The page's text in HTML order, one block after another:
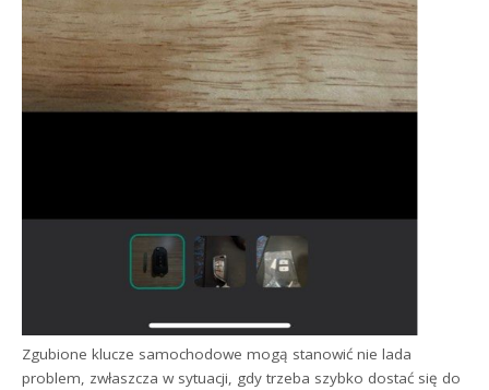
Zgubione klucze samochodowe mogą stanowić nie lada
problem, zwłaszcza w sytuacji, gdy trzeba szybko dostać się do